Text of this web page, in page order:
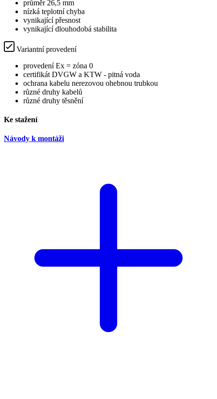
průměr 26,5 mm
nízká teplotní chyba
vynikající přesnost
vynikající dlouhodobá stabilita
Variantní provedení
provedení Ex = zóna 0
certifikát DVGW a KTW - pitná voda
ochrana kabelu nerezovou ohebnou trubkou
různé druhy kabelů
různé druhy těsnění
Ke stažení
Návody k montáži